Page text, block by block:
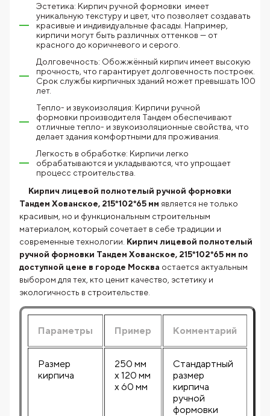
Эстетика: Кирпич ручной формовки имеет
уникальную текстуру и цвет, что позволяет создавать
красивые и индивидуальные фасады. Например,
кирпичи могут быть различных оттенков — от
красного до коричневого и серого.
Долговечность: Обожжённый кирпич имеет высокую
прочность, что гарантирует долговечность построек.
Срок службы кирпичных зданий может превышать 100
лет.
Тепло- и звукоизоляция: Кирпичи ручной
формовки производителя Тандем обеспечивают
отличные тепло- и звукоизоляционные свойства, что
делает здания комфортными для проживания.
Легкость в обработке: Кирпичи легко
обрабатываются и укладываются, что упрощает
процесс строительства.
Кирпич лицевой полнотелый ручной формовки
Тандем Хованское, 215*102*65 мм является не только
красивым, но и функциональным строительным
материалом, который сочетает в себе традиции и
современные технологии. Кирпич лицевой полнотелый
ручной формовки Тандем Хованское, 215*102*65 мм по
доступной цене в городе Москва остается актуальным
выбором для тех, кто ценит качество, эстетику и
экологичность в строительстве.
Параметры Пример Комментарий
Размер
кирпича
250 мм
х 120 мм
х 60 мм
Стандартный
размер
кирпича
ручной
формовки